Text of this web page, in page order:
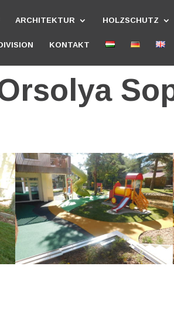
ARCHITEKTUR HOLZSCHUTZ
KONTAKT